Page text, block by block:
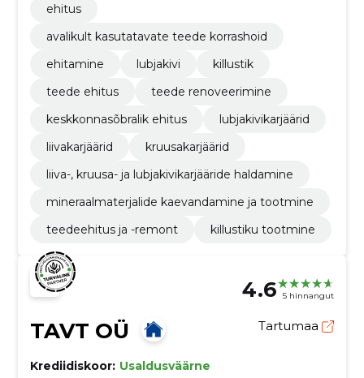
ehitus
avalikult kasutatavate teede korrashoid
ehitamine
lubjakivi
killustik
teede ehitus
teede renoveerimine
keskkonnasõbralik ehitus
lubjakivikarjäärid
liivakarjäärid
kruusakarjäärid
liiva-, kruusa- ja lubjakivikarjääride haldamine
mineraalmaterjalide kaevandamine ja tootmine
teedeehitus ja -remont
killustiku tootmine
4.6 5 hinnangut
TAVT OÜ Tartumaa
Krediidiskoor: Usaldusväärne